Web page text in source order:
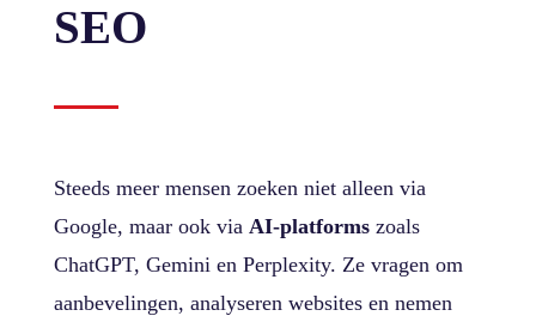
SEO
Steeds meer mensen zoeken niet alleen via
Google, maar ook via AI-platformszoals
ChatGPT, Gemini en Perplexity. Ze vragen om
aanbevelingen, analyseren websites en nemen